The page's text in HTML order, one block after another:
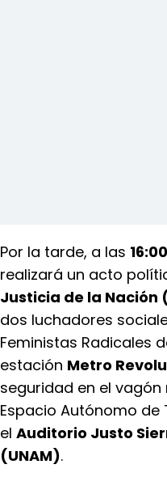
Por la tarde, a las
realizará un acto
Justicia de la Nación
dos luchadores
Feministas Radicales
estación Metro
seguridad en el
Espacio Autónomo
el Auditorio Justo
(UNAM).